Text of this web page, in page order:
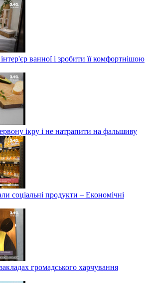
ванної і зробити її комфортнішою
ікру і не натрапити на фальшиву
соціальні продукти – Економічні
громадського харчування